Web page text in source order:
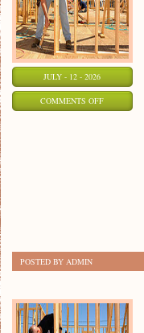
JULY - 12 - 2026
COMMENTS OFFON
POSTED BY ADMIN